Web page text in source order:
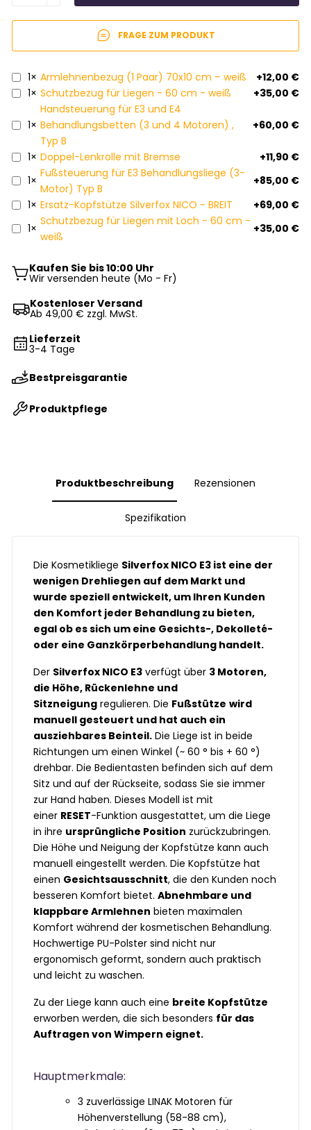
FRAGE ZUM PRODUKT
1× Armlehnenbezug (1 Paar) 70x10 cm – weiß
+12,00 €
1× Schutzbezug für Liegen - 60 cm - weiß +35,00 €
1×
Handsteuerung für E3 und E4
Behandlungsbetten (3 und 4 Motoren) ,
Typ B
+60,00 €
1× Doppel-Lenkrolle mit Bremse
+11,90 €
1×
Fußsteuerung für E3 Behandlungsliege (3-
Motor) Typ B
+85,00 €
1× Ersatz-Kopfstütze Silverfox NICO - BREIT
+69,00 €
1×
Schutzbezug für Liegen mit Loch - 60 cm -
weiß
+35,00 €
Kaufen Sie bis 10:00 Uhr
Wir versenden heute (Mo - Fr)
Kostenloser Versand
Ab 49,00 € zzgl. MwSt.
Lieferzeit
3-4 Tage
Bestpreisgarantie
Produktpflege
Produktbeschreibung Rezensionen
Spezifikation
Die Kosmetikliege Silverfox NICO E3 ist eine der
wenigen Drehliegen auf dem Markt und
wurde speziell entwickelt, um Ihren Kunden
den Komfort jeder Behandlung zu bieten,
egal ob es sich um eine Gesichts-, Dekolleté-
oder eine Ganzkörperbehandlung handelt.
Der Silverfox NICO E3 verfügt über 3 Motoren,
die Höhe, Rückenlehne und
Sitzneigung regulieren. Die Fußstütze wird
manuell gesteuert und hat auch ein
ausziehbares Beinteil. Die Liege ist in beide
Richtungen um einen Winkel (~ 60 ° bis + 60 °)
drehbar. Die Bedientasten befinden sich auf dem
Sitz und auf der Rückseite, sodass Sie sie immer
zur Hand haben. Dieses Modell ist mit
einer RESET-Funktion ausgestattet, um die Liege
in ihre ursprüngliche Position zurückzubringen.
Die Höhe und Neigung der Kopfstütze kann auch
manuell eingestellt werden. Die Kopfstütze hat
einen Gesichtsausschnitt, die den Kunden noch
besseren Komfort bietet.Abnehmbare und
klappbare Armlehnen bieten maximalen
Komfort während der kosmetischen Behandlung.
Hochwertige PU-Polster sind nicht nur
ergonomisch geformt, sondern auch praktisch
und leicht zu waschen.
Zu der Liege kann auch eine breite Kopfstütze
erworben werden, die sich besonders für das
Auftragen von Wimpern eignet.
Hauptmerkmale:
3 zuverlässige LINAK Motoren für
Höhenverstellung (58-88 cm),